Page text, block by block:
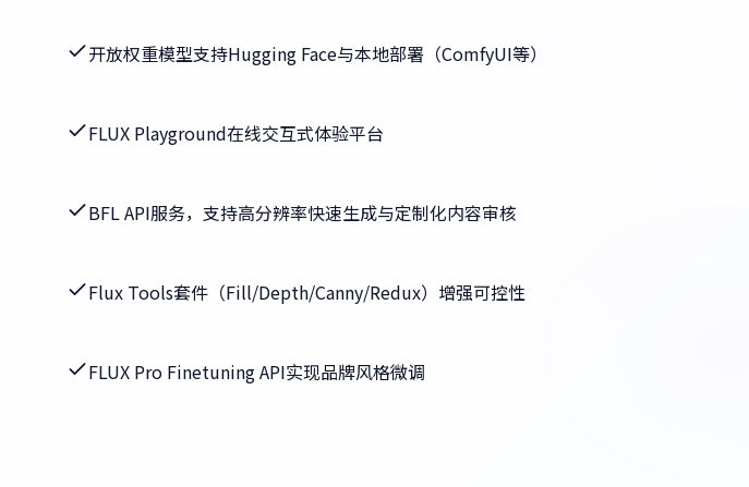
开放权重模型支持Hugging Face与本地部署（ComfyUI等）
FLUX Playground在线交互式体验平台
BFL API服务，支持高分辨率快速生成与定制化内容审核
Flux Tools套件（Fill/Depth/Canny/Redux）增强可控性
FLUX Pro Finetuning API实现品牌风格微调